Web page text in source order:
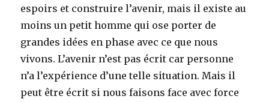
espoirs et construire l’avenir, mais il existe au
moins un petit homme qui ose porter de
grandes idées en phase avec ce que nous
vivons. L’avenir n’est pas écrit car personne
n’a l’expérience d’une telle situation. Mais il
peut être écrit si nous faisons face avec force